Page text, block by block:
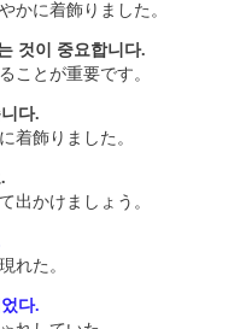
かに着飾りました。
것이 중요합니다.
ことが重要です。
다.
着飾りました。
出かけましょう。
れた。
다.